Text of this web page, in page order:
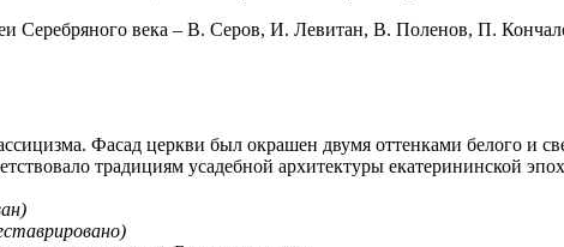
Серебряного века – В. Серов, И. Левитан, В. Поленов, П.
Фасад церкви был окрашен двумя оттенками белого
традициям усадебной архитектуры екатерининской